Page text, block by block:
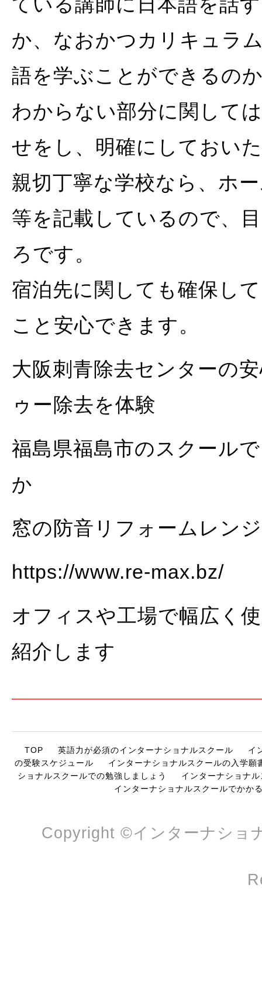
か、なおかつカリキュラ
語を学ぶことができるの
わからない部分に関して
せをし、明確にしておい
親切丁寧な学校なら、ホ
等を記載しているので、
ろです。
宿泊先に関しても確保し
こと安心できます。
大阪刺青除去センターの
ゥー除去を体験
福島県福島市のスクール
か
窓の防音リフォームレン
https://www.re-max.bz/
オフィスや工場で幅広く
紹介します
TOP 英語力が必須のインターナショナルスクール
イ
の受験スケジュール
インターナショナルスクールの入学願
ショナルスクールでの勉強しましょう
インターナショナ
インターナショナルスクールでかか
Copyright ©インターナショ